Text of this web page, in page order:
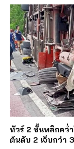
ทัวร์ 2 ชั้นพลิกคว่
ต้นดับ 2 เจ็บกว่า